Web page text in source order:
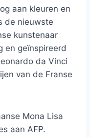
aan kleuren en
de nieuwste
kunstenaar
en geïnspireerd
da Vinci
van de Franse
Mona Lisa
aan AFP.